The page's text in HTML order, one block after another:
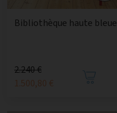
Bibliothèque haute bleue
2.240 €
1.500,80 €